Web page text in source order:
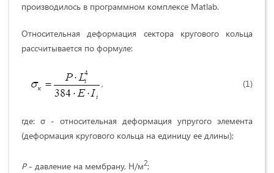
производилось в программном комплексе Matlab.
Относительная деформация сектора кругового кольца
рассчитывается по формуле:
, (1)
где: σ - относительная деформация упругого элемента
(деформация кругового кольца на единицу ее длины);
P- давление на мембрану, Н/м2;